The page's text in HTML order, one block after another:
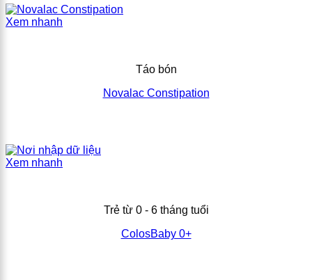
Xem nhanh
Táo bón
Novalac Constipation
Xem nhanh
Trẻ từ 0 - 6 tháng tuổi
ColosBaby 0+